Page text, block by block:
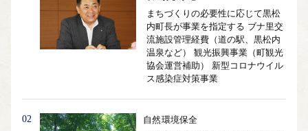
まちづくりの必要性に応じて黒松
内町長が事業を指定する ブナ里交
流施設管理経費（道の駅、黒松内
温泉など） 観光振興事業（町観光
協会運営補助） 新型コロナウイル
ス感染症対策事業
02
自然環境保全